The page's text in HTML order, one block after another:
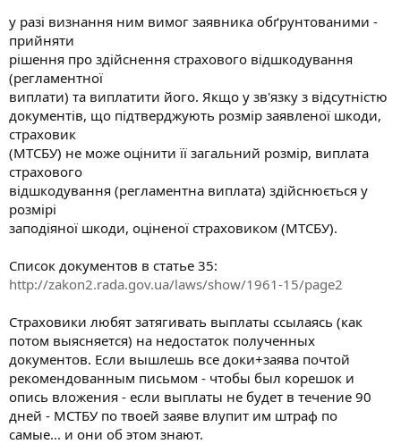
у разі визнання ним вимог заявника обґрунтованими -
прийняти
рішення про здійснення страхового відшкодування
(регламентної
виплати) та виплатити його. Якщо у зв'язку з відсутністю
документів, що підтверджують розмір заявленої шкоди,
страховик
(МТСБУ) не може оцінити її загальний розмір, виплата
страхового
відшкодування (регламентна виплата) здійснюється у
розмірі
заподіяної шкоди, оціненої страховиком (МТСБУ).
Список документов в статье 35:
http://zakon2.rada.gov.ua/laws/show/1961-15/page2
Страховики любят затягивать выплаты ссылаясь (как
потом выясняется) на недостаток полученных
документов. Если вышлешь все доки+заява почтой
рекомендованным письмом - чтобы был корешок и
опись вложения - если выплаты не будет в течение 90
дней - МСТБУ по твоей заяве влупит им штраф по
самые... и они об этом знают.